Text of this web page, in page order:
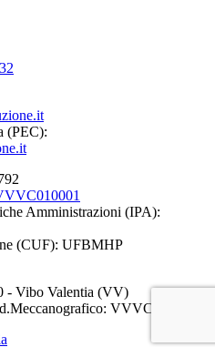
(PEC):
Amministrazioni (IPA):
(CUF): UFBMHP
- Vibo Valentia (VV)
VVVC010001